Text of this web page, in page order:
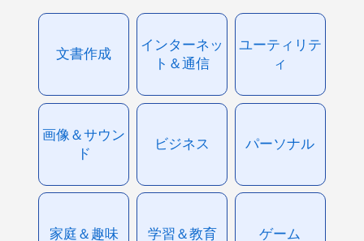
文書作成
インターネッ
ト＆通信
ユーティリテ
ィ
画像＆サウン
ド
ビジネス パーソナル
家庭＆趣味 学習＆教育 ゲーム